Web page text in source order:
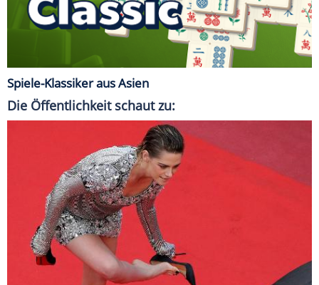
Spiele-Klassiker aus Asien
Die Öffentlichkeit schaut zu: